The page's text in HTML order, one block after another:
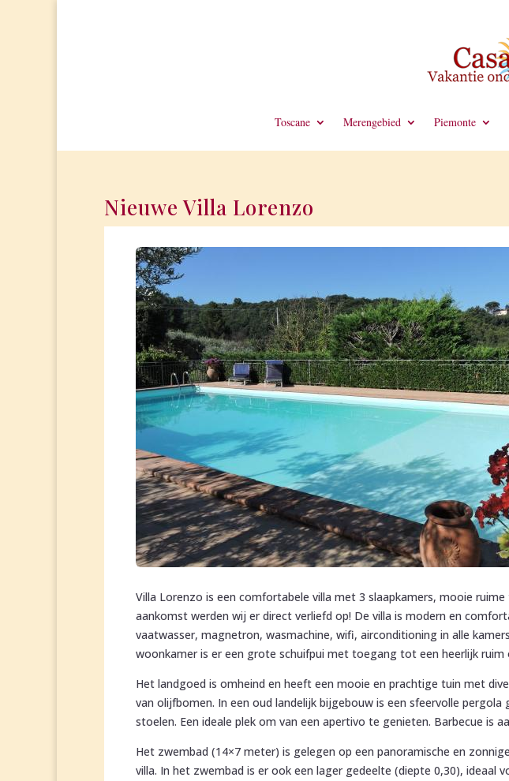
Toscane Merengebied Piemonte
Nieuwe Villa Lorenzo
Villa Lorenzo is een comfortabele villa met 3 slaapkamers, mooie
aankomst werden wij er direct verliefd op! De villa is modern en
vaatwasser, magnetron, wasmachine, wifi, airconditioning in alle
woonkamer is er een grote schuifpui met toegang tot een heerlijk ruim
Het landgoed is omheind en heeft een mooie en prachtige tuin met
van olijfbomen. In een oud landelijk bijgebouw is een sfeervolle pergola
stoelen. Een ideale plek om van een apertivo te genieten. Barbecue is
Het zwembad (14×7 meter) is gelegen op een panoramische en
villa. In het zwembad is er ook een lager gedeelte (diepte 0,30), ideaal